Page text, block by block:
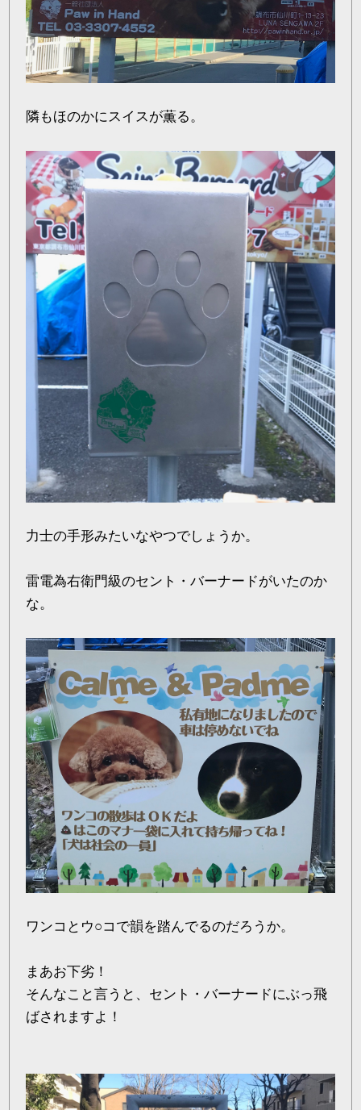
隣もほのかにスイスが薫る。
力士の手形みたいなやつでしょうか。
雷電為右衛門級のセント・バーナードがいたのか
な。
ワンコとウ○コで韻を踏んでるのだろうか。
まあお下劣！
そんなこと言うと、セント・バーナードにぶっ飛
ばされますよ！